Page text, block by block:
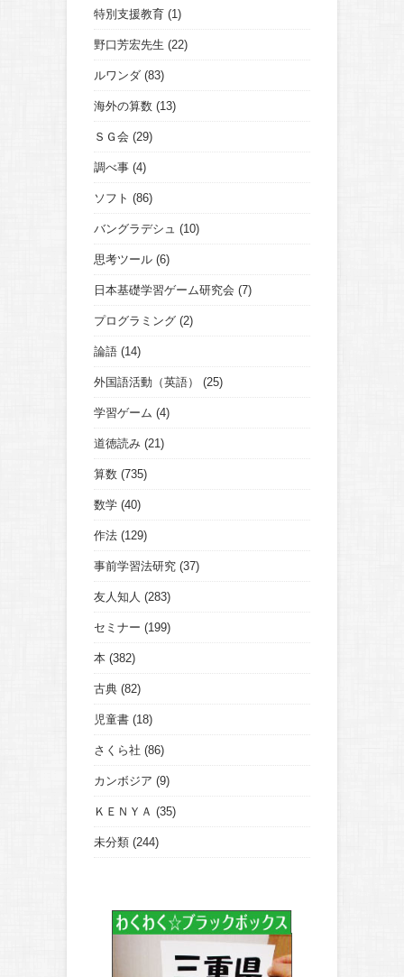
特別支援教育 (1)
野口芳宏先生 (22)
ルワンダ (83)
海外の算数 (13)
ＳＧ会 (29)
調べ事 (4)
ソフト (86)
バングラデシュ (10)
思考ツール (6)
日本基礎学習ゲーム研究会 (7)
プログラミング (2)
論語 (14)
外国語活動（英語） (25)
学習ゲーム (4)
道徳読み (21)
算数 (735)
数学 (40)
作法 (129)
事前学習法研究 (37)
友人知人 (283)
セミナー (199)
本 (382)
古典 (82)
児童書 (18)
さくら社 (86)
カンボジア (9)
ＫＥＮＹＡ (35)
未分類 (244)